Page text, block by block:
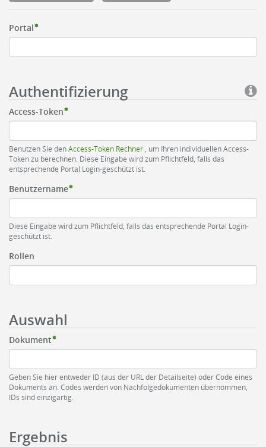
Portal
Authentifizierung
Access-Token
Benutzen Sie denAccess-Token Rechner
, um Ihren individuellen Access-
Token zu berechnen. Diese Eingabe wird zum Pflichtfeld, falls das
entsprechende Portal Login-geschützt ist.
Benutzername
Diese Eingabe wird zum Pflichtfeld, falls das entsprechende Portal Login-
geschützt ist.
Rollen
Auswahl
Dokument
Geben Sie hier entweder ID (aus der URL der Detailseite) oder Code eines
Dokuments an. Codes werden von Nachfolgedokumenten übernommen,
IDs sind einzigartig.
Ergebnis